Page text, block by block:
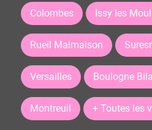
Colombes Issy les
Rueil Malmaison
Versailles Boulogne
Montreuil + Toutes les